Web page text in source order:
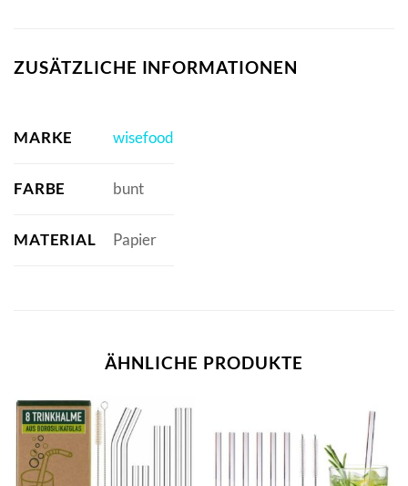
ZUSÄTZLICHE INFORMATIONEN
MARKE wisefood
FARBE bunt
MATERIAL Papier
ÄHNLICHE PRODUKTE